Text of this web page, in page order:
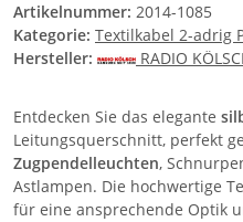
Artikelnummer: 2014-1085
Kategorie: Textilkabel 2-adrig
Hersteller:
RADIO
Entdecken Sie das elegante
Leitungsquerschnitt, perfekt
Zugpendelleuchten,
Astlampen. Die hochwertige
für eine ansprechende Optik